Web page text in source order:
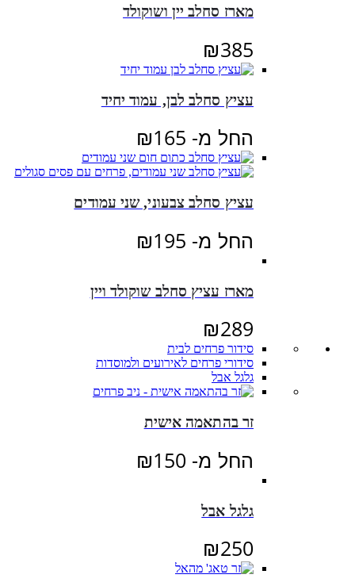
מארז סחלב יין ושוקולד
₪385
עציץ סחלב לבן, עמוד יחיד
החל מ- ₪165
עציץ סחלב צבעוני, שני עמודים
החל מ- ₪195
מארז עציץ סחלב שוקולד ויין
₪289
סידור פרחים לבית
סידורי פרחים לאירועים ולמוסדות
גלגל אבל
זר בהתאמה אישית
החל מ- ₪150
גלגל אבל
₪250